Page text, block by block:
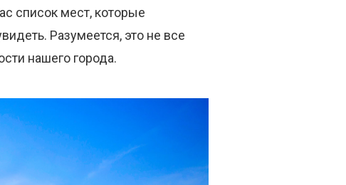
список мест, которые
Разумеется, это не все
нашего города.